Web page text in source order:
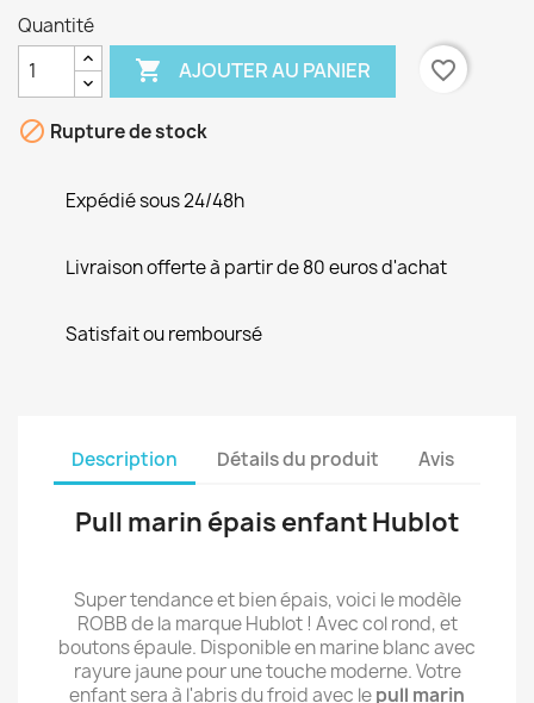
Quantité
 AJOUTER AU PANIER favorite_border
 Rupture de stock
Expédié sous 24/48h
Livraison offerte à partir de 80 euros d'achat
Satisfait ou remboursé
Description Détails du produit Avis
Pull marin épais enfant Hublot
Super tendance et bien épais, voici le modèle
ROBB de la marque Hublot ! Avec col rond, et
boutons épaule. Disponible en marine blanc avec
rayure jaune pour une touche moderne. Votre
enfant sera à l'abris du froid avec lepull marin